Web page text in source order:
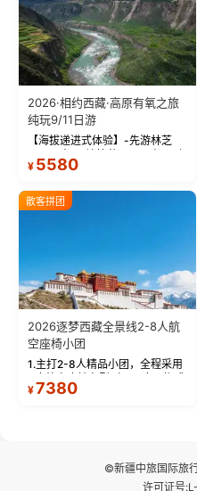
2026·相约西藏·高原有氧之旅
纯玩9/11日游
【海拔递进式体验】-先游林芝
(2900米)再访拉萨(3650米)，亲
测 99%游客零高反 。 【贴心保
反根本不是事儿 ！ 【无人机航
拍】-雪山/圣湖/...
¥ 5580
散客拼团
2026逐梦西藏全景线2-8人航
空座椅小团
1.主打2-8人精品小团，全程采用
座舱），提供VIP级别的舒适出行
¥7380
©新疆中旅国际旅
许可证号